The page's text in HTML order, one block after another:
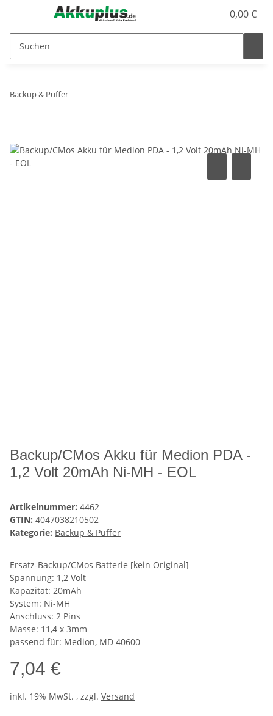
0,00 €
Backup & Puffer
Backup/CMos Akku für Medion PDA -
1,2 Volt 20mAh Ni-MH - EOL
Artikelnummer: 4462
GTIN: 4047038210502
Kategorie: Backup & Puffer
Ersatz-Backup/CMos Batterie [kein Original]
Spannung: 1,2 Volt
Kapazität: 20mAh
System: Ni-MH
Anschluss: 2 Pins
Masse: 11,4 x 3mm
passend für: Medion, MD 40600
7,04 €
inkl. 19% MwSt. , zzgl. Versand